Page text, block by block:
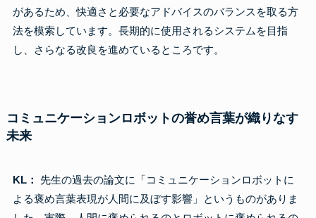
があるため、快適さと必要なアドバイスのバランスを取る方
法を模索しています。長期的に使用されるシステムを目指
し、さらなる改良を進めているところです。
コミュニケーションロボットの誉め言葉が織りなす
未来
KL：
先生の過去の論文に「コミュニケーションロボットに
よる褒め言葉表現が人間に及ぼす影響」というものがありま